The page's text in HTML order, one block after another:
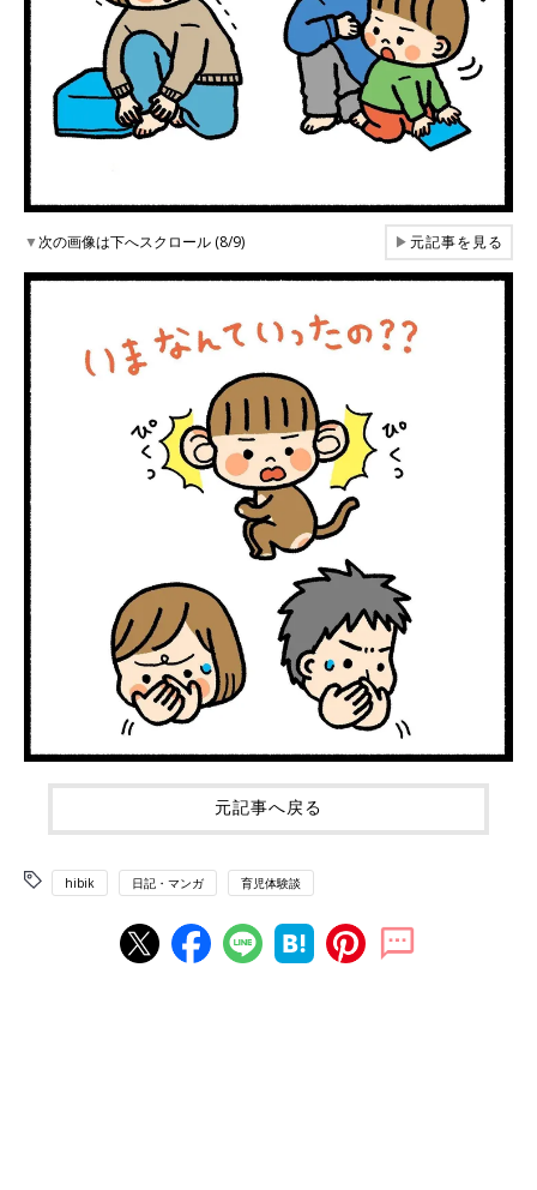
▼次の画像は下へスクロール (8/9) ▶元記事を見る
元記事へ戻る
hibik 日記・マンガ 育児体験談